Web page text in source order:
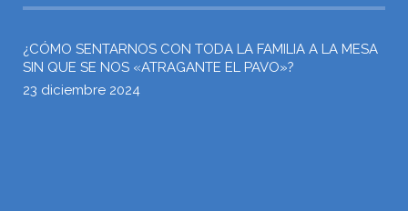
¿CÓMO SENTARNOS CON TODA LA FAMILIA A LA MESA
SIN QUE SE NOS «ATRAGANTE EL PAVO»?
23 diciembre 2024